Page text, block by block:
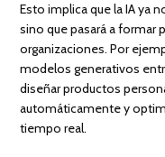
Esto implica que la IA ya
sino que pasará a formar
organizaciones. Por
modelos generativos
diseñar productos
automáticamente y
tiempo real.